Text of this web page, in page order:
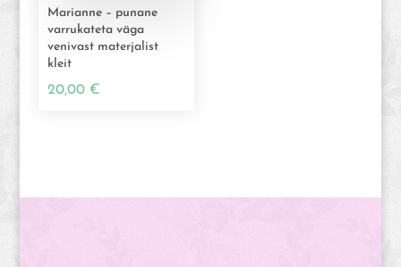
Marianne – punane
varrukateta väga
venivast materjalist
kleit
20,00 €